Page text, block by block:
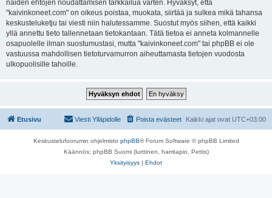
näiden ehtojen noudattamisen tarkkailua varten. Hyväksyt, että
"kaivinkoneet.com" on oikeus poistaa, muokata, siirtää ja sulkea mikä tahansa
keskusteluketju tai viesti niin halutessamme. Suostut myös siihen, että kaikki
yllä annettu tieto tallennetaan tietokantaan. Tätä tietoa ei anneta kolmannelle
osapuolelle ilman suostumustasi, mutta "kaivinkoneet.com" tai phpBB ei ole
vastuussa mahdollisen tietoturvamurron aiheuttamasta tietojen vuodosta
ulkopuolisille tahoille.
Etusivu Kaikki ajat ovat UTC+03:00
Poista evästeet
Viesti Ylläpidolle
Keskustelufoorumin ohjelmisto phpBB® Forum Software © phpBB Limited
Käännös: phpBB Suomi (lurttinen, harritapio, Pettis)
Yksityisyys | Ehdot